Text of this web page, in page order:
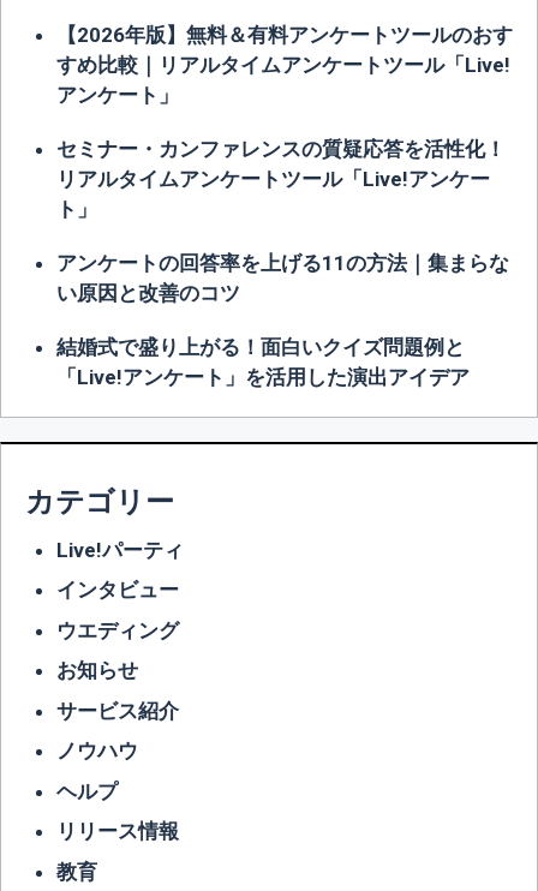
【2026年版】無料＆有料アンケートツールのおす
すめ比較｜リアルタイムアンケートツール「Live!
アンケート」
セミナー・カンファレンスの質疑応答を活性化！
リアルタイムアンケートツール「Live!アンケー
ト」
アンケートの回答率を上げる11の方法｜集まらな
い原因と改善のコツ
結婚式で盛り上がる！面白いクイズ問題例と
「Live!アンケート」を活用した演出アイデア
カテゴリー
Live!パーティ
インタビュー
ウエディング
お知らせ
サービス紹介
ノウハウ
ヘルプ
リリース情報
教育